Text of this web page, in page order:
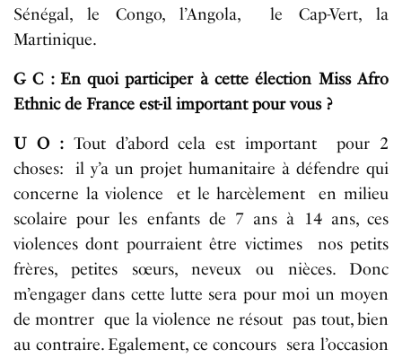
Sénégal, le Congo, l’Angola, le Cap-Vert, la
Martinique.
G C : En quoi participer à cette élection Miss Afro
Ethnic de France est-il important pour vous ?
U O :Tout d’abord cela est important pour 2
choses: il y’a un projet humanitaire à défendre qui
concerne la violence et le harcèlement en milieu
scolaire pour les enfants de 7 ans à 14 ans, ces
violences dont pourraient être victimes nos petits
frères, petites sœurs, neveux ou nièces. Donc
m’engager dans cette lutte sera pour moi un moyen
de montrer que la violence ne résout pas tout, bien
au contraire. Egalement, ce concours sera l’occasion